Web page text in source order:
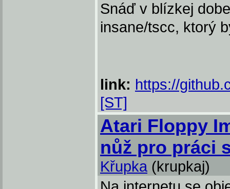
Snáď v blízkej
insane/tscc, ktorý
link: https://
[ST]
Atari Floppy
nůž pro práci
Křupka (krupkaj)